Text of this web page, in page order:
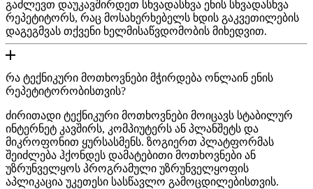
გაძლევთ დაუკავშირდეთ სხვადასხვა ენის სხვადასხვა
რეპეტიტორს, რაც მოსახერხებელს ხდის გაკვეთილების
დაგეგმვას თქვენი ხელმისაწვდომობის მიხედვით.
რა ტექნიკური მოთხოვნები მჭირდება ონლაინ ენის
რეპეტიტორობისთვის?
ძირითადი ტექნიკური მოთხოვნები მოიცავს სტაბილურ
ინტერნეტ კავშირს, კომპიუტერს ან პლანშეტს და
მიკროფონით ყურსასმენს. ზოგიერთ პლატფორმას
შეიძლება ჰქონდეს დამატებითი მოთხოვნები ან
უზრუნველყოს პროგრამული უზრუნველყოფის
აპლიკაცია უკეთესი სასწავლო გამოცდილებისთვის.